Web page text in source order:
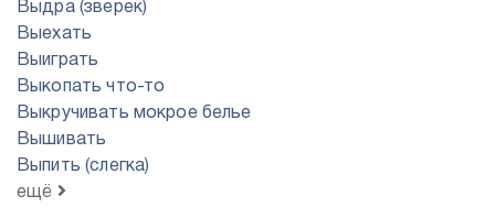
Выдра (зверек)
Выехать
Выиграть
Выкопать что-то
Выкручивать мокрое белье
Вышивать
Выпить (слегка)
ещё